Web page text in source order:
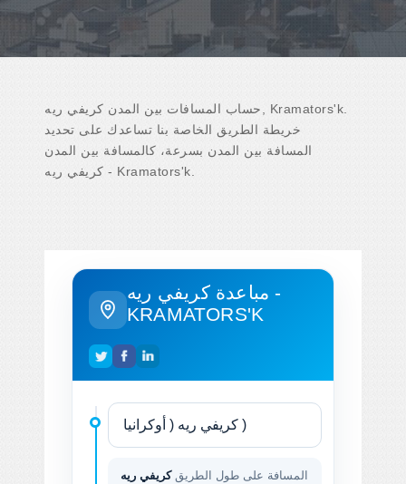
حساب المسافات بين المدن كريفي ريه, Kramators'k.
خريطة الطريق الخاصة بنا تساعدك على تحديد
المسافة بين المدن بسرعة، كالمسافة بين المدن
كريفي ريه - Kramators'k.
مباعدة كريفي ريه -
KRAMATORS'K
المسافة على طول الطريقكريفي ريه